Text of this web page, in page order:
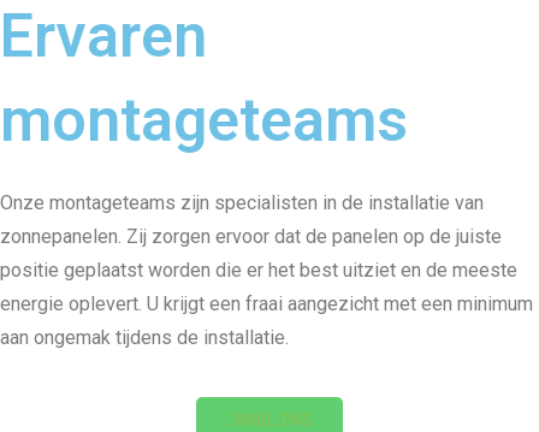
Ervaren
montageteams
Onze montageteams zijn specialisten in de installatie van
zonnepanelen. Zij zorgen ervoor dat de panelen op de juiste
positie geplaatst worden die er het best uitziet en de meeste
energie oplevert. U krijgt een fraai aangezicht met een minimum
aan ongemak tijdens de installatie.
MAIL ONS